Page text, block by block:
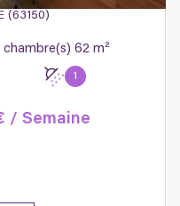
(63150)
Appartement 2 pièce(s) 1 chambre(s) 62 m²
1
/ Semaine